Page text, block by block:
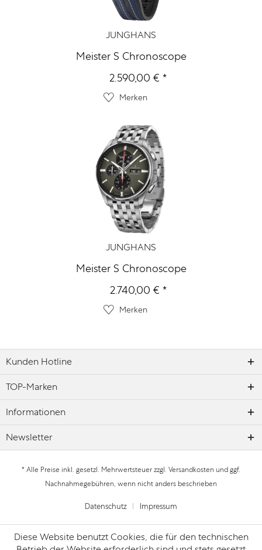
JUNGHANS
Meister S Chronoscope
2.590,00 € *
Merken
JUNGHANS
Meister S Chronoscope
2.740,00 € *
Merken
Kunden Hotline
TOP-Marken
Informationen
Newsletter
* Alle Preise inkl. gesetzl. Mehrwertsteuer zzgl. Versandkosten und ggf.
Nachnahmegebühren, wenn nicht anders beschrieben
Datenschutz Impressum
Diese Website benutzt Cookies, die für den technischen